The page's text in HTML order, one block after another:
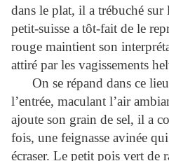
dans le plat, il a trébuché
petit-suisse a tôt-fait de le
rouge maintient son
attiré par les vagissements
On se répand dans ce lieu
l’entrée, maculant l’air
ajoute son grain de sel, il a
fois, une feignasse avinée
écraser. Le petit pois vert de